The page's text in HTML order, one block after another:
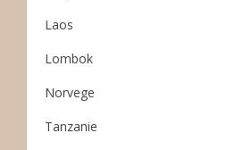
Laos
Lombok
Norvege
Tanzanie